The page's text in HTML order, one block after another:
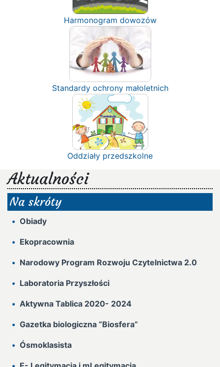
Harmonogram dowozów
Standardy ochrony małoletnich
Oddziały przedszkolne
Aktualności
Na skróty
Obiady
Ekopracownia
Narodowy Program Rozwoju Czytelnictwa 2.0
Laboratoria Przyszłości
Aktywna Tablica 2020- 2024
Gazetka biologiczna “Biosfera”
Ósmoklasista